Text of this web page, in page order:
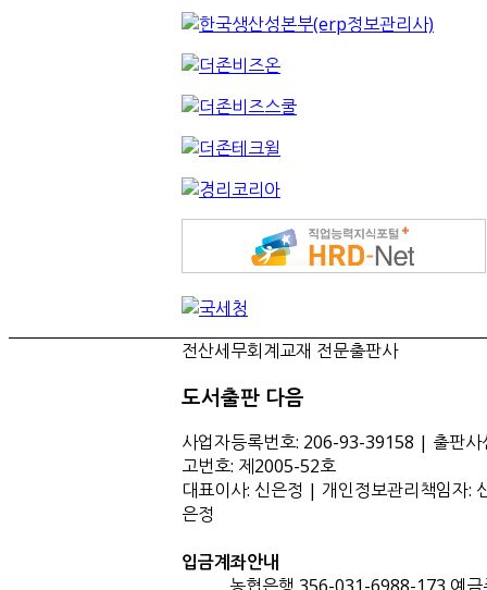
전산세무회계교재 전문출판사
도서출판 다음
사업자등록번호: 206-93-39158 | 출판사
고번호: 제2005-52호
대표이사: 신은정 | 개인정보관리책임자:
은정
입금계좌안내